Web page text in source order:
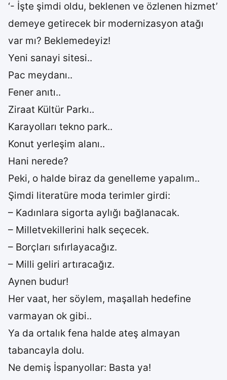
‘- İşte şimdi oldu, beklenen ve özlenen hizmet’
demeye getirecek bir modernizasyon atağı
var mı? Beklemedeyiz!
Yeni sanayi sitesi..
Pac meydanı..
Fener anıtı..
Ziraat Kültür Parkı..
Karayolları tekno park..
Konut yerleşim alanı..
Hani nerede?
Peki, o halde biraz da genelleme yapalım..
Şimdi literatüre moda terimler girdi:
– Kadınlara sigorta aylığı bağlanacak.
– Milletvekillerini halk seçecek.
– Borçları sıfırlayacağız.
– Milli geliri artıracağız.
Aynen budur!
Her vaat, her söylem, maşallah hedefine
varmayan ok gibi..
Ya da ortalık fena halde ateş almayan
tabancayla dolu.
Ne demiş İspanyollar: Basta ya!